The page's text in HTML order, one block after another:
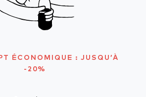
ÉCONOMIQUE : JUSQU’À
-20%